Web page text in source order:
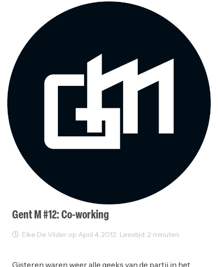
Gent M #12: Co-working
Elke De Vilder op April 4, 2012 · Leestijd: 2 minuten
Gisteren waren weer alle geeks van de partij in het